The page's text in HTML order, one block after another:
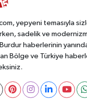
yepyeni temasıyla
sadelik ve
haberlerinin
Bölge ve Türkiye